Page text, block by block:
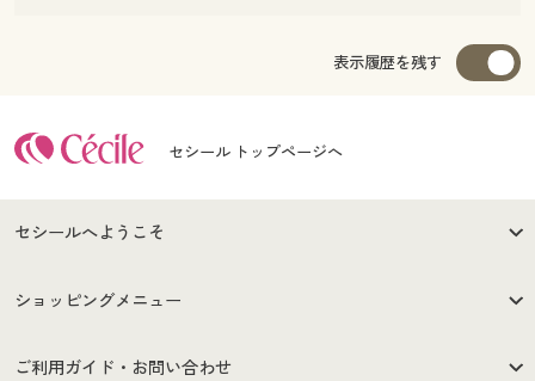
表示履歴を残す
セシール トップページへ
セシールへようこそ
はじめての方へ
セシールご利用規約
ショッピングメニュー
商品カテゴリ
ご利用ガイド・お問い合わせ